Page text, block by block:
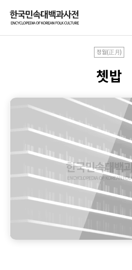
정월(正月)
쳇밥